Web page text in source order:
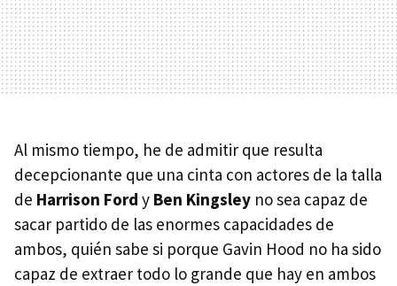
Al mismo tiempo, he de admitir que resulta
decepcionante que una cinta con actores de la talla
de Harrison Ford y Ben Kingsley no sea capaz de
sacar partido de las enormes capacidades de
ambos, quién sabe si porque Gavin Hood no ha sido
capaz de extraer todo lo grande que hay en ambos